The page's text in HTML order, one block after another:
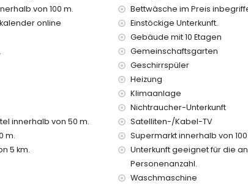
gegen Aufpreis
(auf Anfrage)
für Ihren Urlaub in Calpe, Costa Blanca
Zoo (Terra Natura und Mundomar) und Wasserpark (Aqua
10 Kilometern von der Unterkunft)
von 100 m.
Bettwäsche im Preis
online
Einstöckige Unterkunft.
Gebäude mit 10 Etagen
Gemeinschaftsgarten
Geschirrspüler
Heizung
Klimaanlage
Nichtraucher-Unterkunft
innerhalb von 50 m.
Satelliten-/Kabel-TV
m.
Supermarkt innerhalb von
5 km.
Unterkunft geeignet für die
Personenanzahl.
Waschmaschine